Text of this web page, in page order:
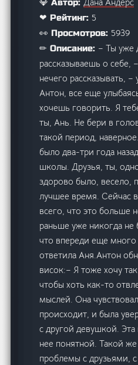
💎 Автор:
❤ Рейтинг: 5
👀 Просмотров: 5939
✏ Описание: – Ты уже
рассказываешь о себе,
нечего рассказывать, –
Антон, все еще
хочешь говорить. Я
ты, Ань. Не бери в
такой период,
было два-три года
школы. Друзья, ты,
здорово было, весело,
лучшее время. Сейчас
всего, что это больше
раньше уже никогда не
что впереди еще
ответила Аня.Антон
висок:– Я тоже хочу
чтобы хоть как-то
мыслей. Она
происходит, и была
с другой девушкой.
нее понятной. Такой
проблемы с друзьями,